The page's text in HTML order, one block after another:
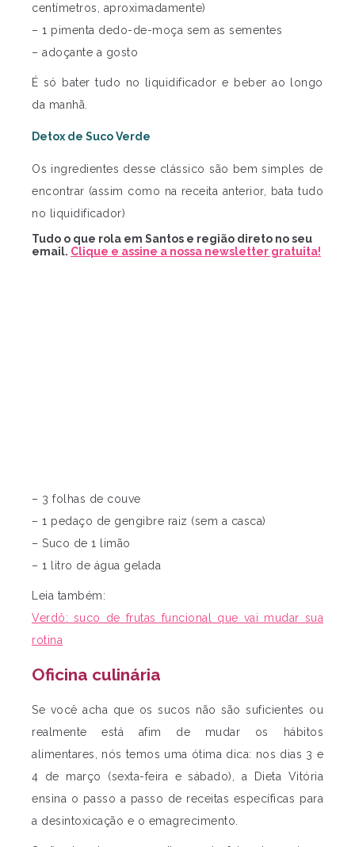
centímetros, aproximadamente)
– 1 pimenta dedo-de-moça sem as sementes
– adoçante a gosto
É só bater tudo no liquidificador e beber ao longo
da manhã.
Detox de Suco Verde
Os ingredientes desse clássico são bem simples de
encontrar (assim como na receita anterior, bata tudo
no liquidificador)
Tudo o que rola em Santos e região direto no seu
email. Clique e assine a nossa newsletter gratuita!
– 3 folhas de couve
– 1 pedaço de gengibre raiz (sem a casca)
– Suco de 1 limão
– 1 litro de água gelada
Leia também:
Verdô: suco de frutas funcional que vai mudar sua
rotina
Oficina culinária
Se você acha que os sucos não são suficientes ou
realmente está afim de mudar os hábitos
alimentares, nós temos uma ótima dica: nos dias 3 e
4 de março (sexta-feira e sábado), a Dieta Vitória
ensina o passo a passo de receitas específicas para
a desintoxicação e o emagrecimento.